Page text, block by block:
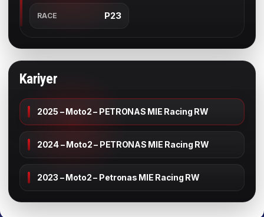
RACE P23
Kariyer
2025 – Moto2 – PETRONAS MIE Racing RW
2024 – Moto2 – PETRONAS MIE Racing RW
2023 – Moto2 – Petronas MIE Racing RW